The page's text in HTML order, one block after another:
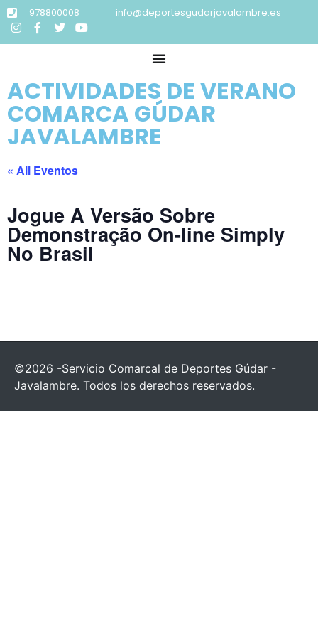
978800008 info@deportesgudarjavalambre.es
ACTIVIDADES DE VERANO
COMARCA GÚDAR
JAVALAMBRE
« All Eventos
Jogue A Versão Sobre
Demonstração On-line Simply
No Brasil
©2026 -Servicio Comarcal de Deportes Gúdar -
Javalambre. Todos los derechos reservados.